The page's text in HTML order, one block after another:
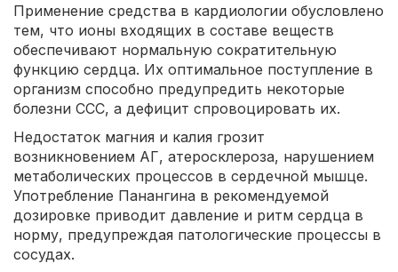
Применение средства в кардиологии обусловлено
тем, что ионы входящих в составе веществ
обеспечивают нормальную сократительную
функцию сердца. Их оптимальное поступление в
организм способно предупредить некоторые
болезни ССС, а дефицит спровоцировать их.
Недостаток магния и калия грозит
возникновением АГ, атеросклероза, нарушением
метаболических процессов в сердечной мышце.
Употребление Панангина в рекомендуемой
дозировке приводит давление и ритм сердца в
норму, предупреждая патологические процессы в
сосудах.